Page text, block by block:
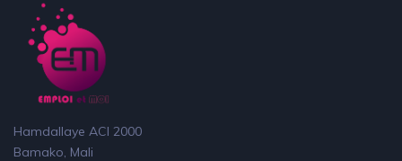
Hamdallaye ACI 2000
Bamako, Mali